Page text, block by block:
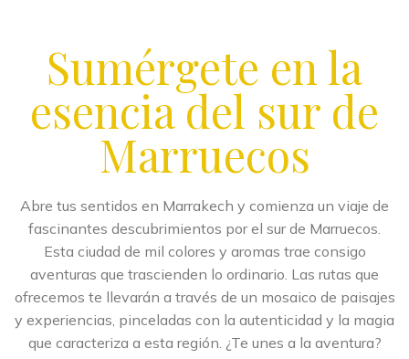
Sumérgete en la
esencia del sur de
Marruecos
Abre tus sentidos en Marrakech y comienza un viaje de
fascinantes descubrimientos por el sur de Marruecos.
Esta ciudad de mil colores y aromas trae consigo
aventuras que trascienden lo ordinario. Las rutas que
ofrecemos te llevarán a través de un mosaico de paisajes
y experiencias, pinceladas con la autenticidad y la magia
que caracteriza a esta región. ¿Te unes a la aventura?